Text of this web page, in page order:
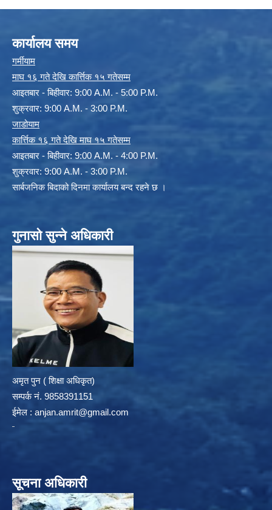
कार्यालय समय
गर्मीयाम
माघ १६ गते देखि कार्त्तिक १५ गतेसम्म
आइतबार - बिहीवार: 9:00 A.M. - 5:00 P.M.
शुक्रवार: 9:00 A.M. - 3:00 P.M.
जाडोयाम
कार्त्तिक १६ गते देखि माघ १५ गतेसम्म
आइतबार - बिहीवार: 9:00 A.M. - 4:00 P.M.
शुक्रवार: 9:00 A.M. - 3:00 P.M.
सार्बजनिक बिदाको दिनमा कार्यालय बन्द रहने छ ।
गुनासो सुन्ने अधिकारी
अमृत पुन ( शिक्षा अधिकृत)
सम्पर्क न‌ं. 9858391151
ईमेल : anjan.amrit@gmail.com
सूचना अधिकारी